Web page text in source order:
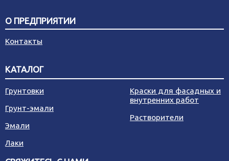
О ПРЕДПРИЯТИИ
Контакты
КАТАЛОГ
Грунтовки
Грунт-эмали
Эмали
Лаки
Краски для фасадных и
внутренних работ
Растворители